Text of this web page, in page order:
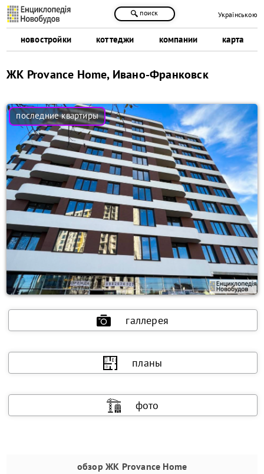
новостройки коттеджи компании карта
поиск Українською
ЖК Provance Home, Ивано-Франковск
галлерея
планы
фото
обзор ЖК Provance Home